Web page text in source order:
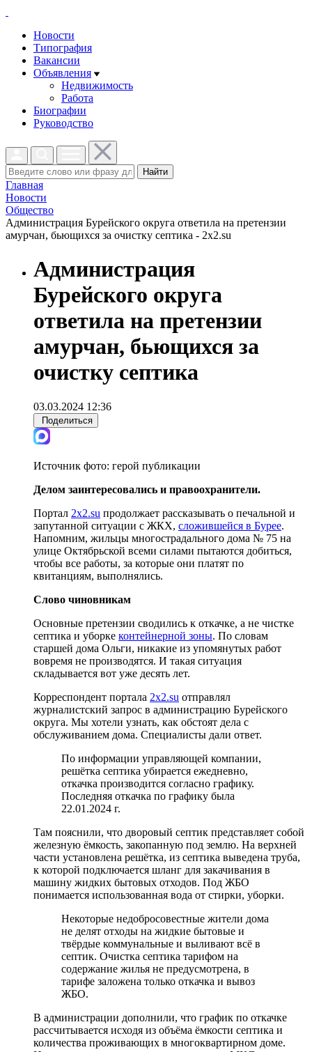
Новости
Типография
Вакансии
Объявления
Недвижимость
Работа
Биографии
Руководство
Найти
Главная
Новости
Общество
Администрация Бурейского округа ответила на претензии
амурчан, бьющихся за очистку септика - 2x2.su
Администрация
Бурейского округа
ответила на претензии
амурчан, бьющихся за
очистку септика
03.03.2024 12:36
Поделиться
Источник фото: герой публикации
Делом заинтересовались и правоохранители.
Портал 2х2.su продолжает рассказывать о печальной и
запутанной ситуации с ЖКХ, сложившейся в Бурее.
Напомним, жильцы многострадального дома № 75 на
улице Октябрьской всеми силами пытаются добиться,
чтобы все работы, за которые они платят по
квитанциям, выполнялись.
Слово чиновникам
Основные претензии сводились к откачке, а не чистке
септика и уборке контейнерной зоны. По словам
старшей дома Ольги, никакие из упомянутых работ
вовремя не производятся. И такая ситуация
складывается вот уже десять лет.
Корреспондент портала 2х2.su отправлял
журналистский запрос в администрацию Бурейского
округа. Мы хотели узнать, как обстоят дела с
обслуживанием дома. Специалисты дали ответ.
По информации управляющей компании,
решётка септика убирается ежедневно,
откачка производится согласно графику.
Последняя откачка по графику была
22.01.2024 г.
Там пояснили, что дворовый септик представляет собой
железную ёмкость, закопанную под землю. На верхней
части установлена решётка, из септика выведена труба,
к которой подключается шланг для закачивания в
машину жидких бытовых отходов. Под ЖБО
понимается использованная вода от стирки, уборки.
Некоторые недобросовестные жители дома
не делят отходы на жидкие бытовые и
твёрдые коммунальные и выливают всё в
септик. Очистка септика тарифом на
содержание жилья не предусмотрена, в
тарифе заложена только откачка и вывоз
ЖБО.
В администрации дополнили, что график по откачке
рассчитывается исходя из объёма ёмкости септика и
количества проживающих в многоквартирном доме.